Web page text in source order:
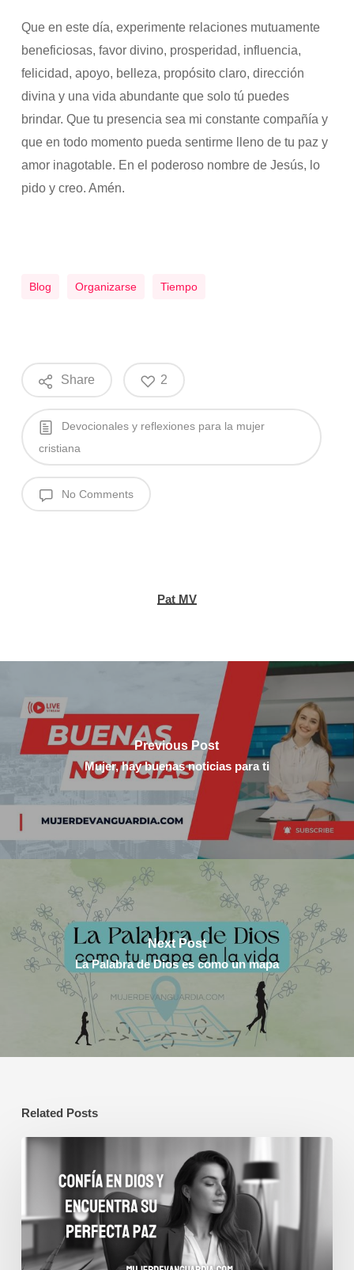
Que en este día, experimente relaciones mutuamente
beneficiosas, favor divino, prosperidad, influencia,
felicidad, apoyo, belleza, propósito claro, dirección
divina y una vida abundante que solo tú puedes
brindar. Que tu presencia sea mi constante compañía y
que en todo momento pueda sentirme lleno de tu paz y
amor inagotable. En el poderoso nombre de Jesús, lo
pido y creo. Amén.
Blog Organizarse Tiempo
Share 2
Devocionales y reflexiones para la mujer
cristiana
No Comments
Pat MV
Previous Post
Mujer, hay buenas noticias para ti
Next Post
La Palabra de Dios es como un mapa
Related Posts
Confía
y
encuentra
Su